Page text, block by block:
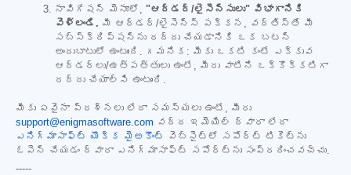
నావిగేషన్ మెనూలో, "ఆర్డర్/లైసెన్సులు" విభాగానికి
వెళ్లండి. మీ ఆర్డర్/లైసెన్స్ పక్కన, వర్తిస్తే మీ
సబ్‌స్క్రిప్షన్‌ను రద్దు చేయడానికి ఒక బటన్
అందుబాటులో ఉంటుంది. గమనిక: మీకు ఒకటి కంటే ఎక్కువ
ఆర్డర్‌లు/ఉత్పత్తులు ఉంటే, మీరు వాటిని ఒక్కొక్కటిగా
రద్దు చేయాల్సి ఉంటుంది.
మీకు ఏవైనా ప్రశ్నలు లేదా సమస్యలు ఉంటే, మీరు
support@enigmasoftware.com వద్ద ఇమెయిల్ ద్వారా లేదా
ఎనిగ్మాసాఫ్ట్ యొక్క మైఅకౌంట్
వెబ్‌సైట్‌లో సపోర్ట్ టికెట్‌ను
ఓపెన్ చేయడం ద్వారా ఎనిగ్మాసాఫ్ట్ సపోర్ట్‌ను సంప్రదించవచ్చు.
-----